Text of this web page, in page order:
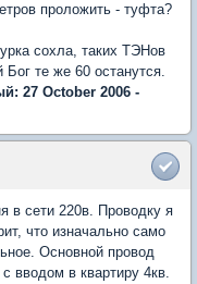
проложить - туфта?
сохла, таких ТЭНов
те же 60 останутся.
27 October 2006 -
в сети 220в. Проводку я
что изначально само
Основной провод
вводом в квартиру 4кв.